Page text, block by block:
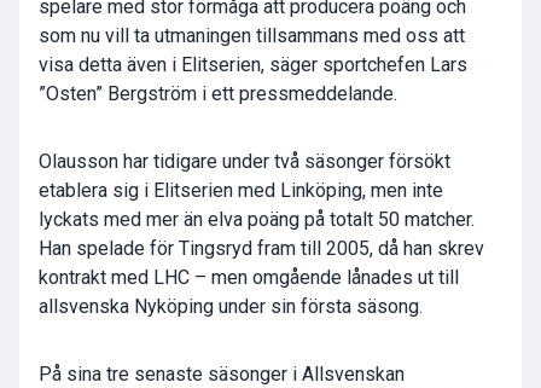
spelare med stor förmåga att producera poäng och
som nu vill ta utmaningen tillsammans med oss att
visa detta även i Elitserien, säger sportchefen Lars
”Osten” Bergström i ett pressmeddelande.
Olausson har tidigare under två säsonger försökt
etablera sig i Elitserien med Linköping, men inte
lyckats med mer än elva poäng på totalt 50 matcher.
Han spelade för Tingsryd fram till 2005, då han skrev
kontrakt med LHC – men omgående lånades ut till
allsvenska Nyköping under sin första säsong.
På sina tre senaste säsonger i Allsvenskan